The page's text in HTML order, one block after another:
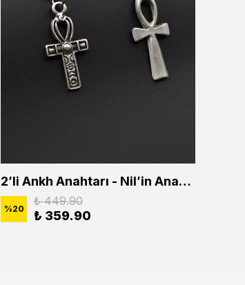
2’li Ankh Anahtarı - Nil’in Anahtarı Erkek Kadın Kolye Seti
%20
₺ 449.90
₺ 359.90